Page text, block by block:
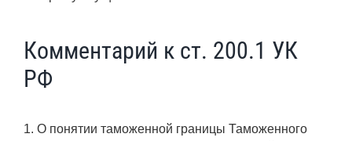
Комментарий к ст. 200.1 УК
РФ
1. О понятии таможенной границы Таможенного